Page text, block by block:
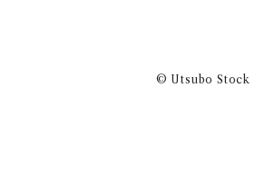
© Utsubo Stock